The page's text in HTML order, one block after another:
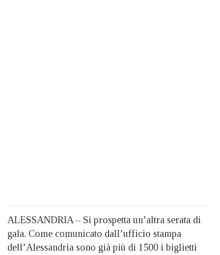
ALESSANDRIA – Si prospetta un’altra serata di
gala. Come comunicato dall’ufficio stampa
dell’Alessandria sono già più di 1500 i biglietti